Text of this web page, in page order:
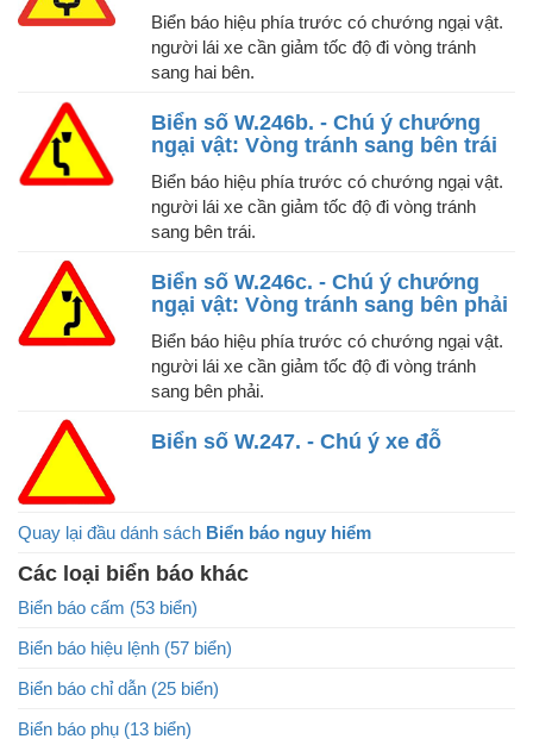
Biển báo hiệu phía trước có chướng ngại vật.
người lái xe cần giảm tốc độ đi vòng tránh
sang hai bên.
Biển số W.246b. - Chú ý chướng
ngại vật: Vòng tránh sang bên trái
Biển báo hiệu phía trước có chướng ngại vật.
người lái xe cần giảm tốc độ đi vòng tránh
sang bên trái.
Biển số W.246c. - Chú ý chướng
ngại vật: Vòng tránh sang bên phải
Biển báo hiệu phía trước có chướng ngại vật.
người lái xe cần giảm tốc độ đi vòng tránh
sang bên phải.
Biển số W.247. - Chú ý xe đỗ
Quay lại đầu dánh sách Biển báo nguy hiểm
Các loại biển báo khác
Biển báo cấm (53 biển)
Biển báo hiệu lệnh (57 biển)
Biển báo chỉ dẫn (25 biển)
Biển báo phụ (13 biển)